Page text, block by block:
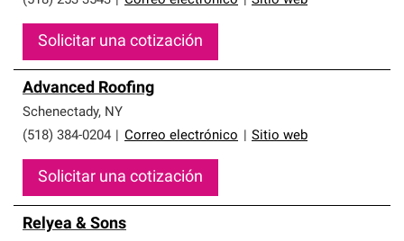
Solicitar una cotización
Advanced Roofing
Schenectady, NY
(518) 384-0204
Correo electrónico Sitio web
Solicitar una cotización
Relyea & Sons